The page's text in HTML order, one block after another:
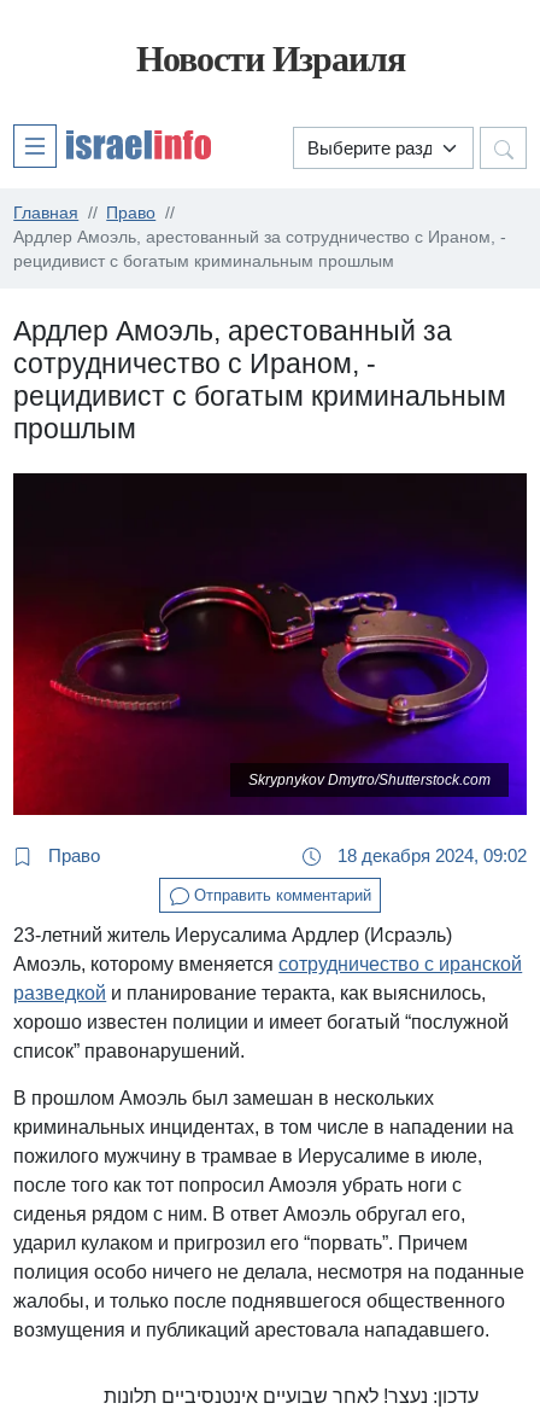
Новости Израиля
Главная
Право
Ардлер Амоэль, арестованный за сотрудничество с Ираном, -
рецидивист с богатым криминальным прошлым
Ардлер Амоэль, арестованный за
сотрудничество с Ираном, -
рецидивист с богатым криминальным
прошлым
Skrypnykov Dmytro/Shutterstock.com
Право 18 декабря 2024, 09:02
Отправить комментарий
23-летний житель Иерусалима Ардлер (Исраэль)
Амоэль, которому вменяетсясотрудничество с иранской
разведкой и планирование теракта, как выяснилось,
хорошо известен полиции и имеет богатый “послужной
список” правонарушений.
В прошлом Амоэль был замешан в нескольких
криминальных инцидентах, в том числе в нападении на
пожилого мужчину в трамвае в Иерусалиме в июле,
после того как тот попросил Амоэля убрать ноги с
сиденья рядом с ним. В ответ Амоэль обругал его,
ударил кулаком и пригрозил его “порвать”. Причем
полиция особо ничего не делала, несмотря на поданные
жалобы, и только после поднявшегося общественного
возмущения и публикаций арестовала нападавшего.
עדכון: נעצר! לאחר שבועיים אינטנסיביים תלונות